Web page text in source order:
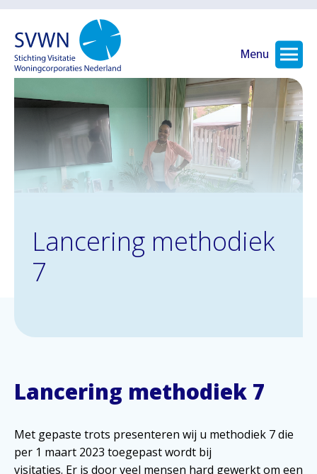
Menu
Lancering methodiek
7
Lancering methodiek 7
Met gepaste trots presenteren wij u methodiek 7 die
per 1 maart 2023 toegepast wordt bij
visitaties. Er is door veel mensen hard gewerkt om een